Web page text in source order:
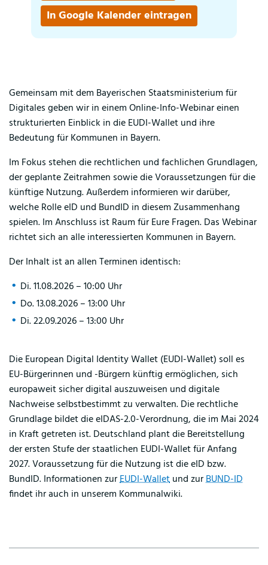
In Google Kalender eintragen
Gemeinsam mit dem Bayerischen Staatsministerium für
Digitales geben wir in einem Online-Info-Webinar einen
strukturierten Einblick in die EUDI-Wallet und ihre
Bedeutung für Kommunen in Bayern.
Im Fokus stehen die rechtlichen und fachlichen Grundlagen,
der geplante Zeitrahmen sowie die Voraussetzungen für die
künftige Nutzung. Außerdem informieren wir darüber,
welche Rolle eID und BundID in diesem Zusammenhang
spielen. Im Anschluss ist Raum für Eure Fragen. Das Webinar
richtet sich an alle interessierten Kommunen in Bayern.
Der Inhalt ist an allen Terminen identisch:
Di. 11.08.2026 – 10:00 Uhr
Do. 13.08.2026 – 13:00 Uhr
Di. 22.09.2026 – 13:00 Uhr
Die European Digital Identity Wallet (EUDI-Wallet) soll es
EU-Bürgerinnen und -Bürgern künftig ermöglichen, sich
europaweit sicher digital auszuweisen und digitale
Nachweise selbstbestimmt zu verwalten. Die rechtliche
Grundlage bildet die eIDAS-2.0-Verordnung, die im Mai 2024
in Kraft getreten ist. Deutschland plant die Bereitstellung
der ersten Stufe der staatlichen EUDI-Wallet für Anfang
2027. Voraussetzung für die Nutzung ist die eID bzw.
BundID. Informationen zurEUDI-Walletund zurBUND-ID
findet ihr auch in unserem Kommunalwiki.